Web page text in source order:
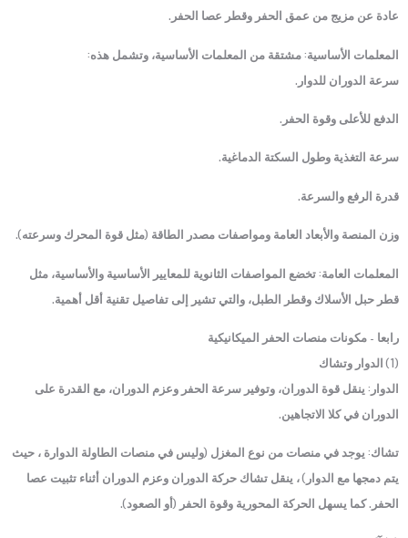
عادة عن مزيج من عمق الحفر وقطر عصا الحفر.
المعلمات الأساسية: مشتقة من المعلمات الأساسية، وتشمل هذه:
سرعة الدوران للدوار.
الدفع للأعلى وقوة الحفر.
سرعة التغذية وطول السكتة الدماغية.
قدرة الرفع والسرعة.
وزن المنصة والأبعاد العامة ومواصفات مصدر الطاقة (مثل قوة المحرك وسرعته).
المعلمات العامة: تخضع المواصفات الثانوية للمعايير الأساسية والأساسية، مثل
قطر حبل الأسلاك وقطر الطبل، والتي تشير إلى تفاصيل تقنية أقل أهمية.
رابعا - مكونات منصات الحفر الميكانيكية
(1) الدوار وتشاك
الدوار: ينقل قوة الدوران، وتوفير سرعة الحفر وعزم الدوران، مع القدرة على
الدوران في كلا الاتجاهين.
تشاك: يوجد في منصات من نوع المغزل (وليس في منصات الطاولة الدوارة ، حيث
يتم دمجها مع الدوار) ، ينقل تشاك حركة الدوران وعزم الدوران أثناء تثبيت عصا
الحفر. كما يسهل الحركة المحورية وقوة الحفر (أو الصعود).